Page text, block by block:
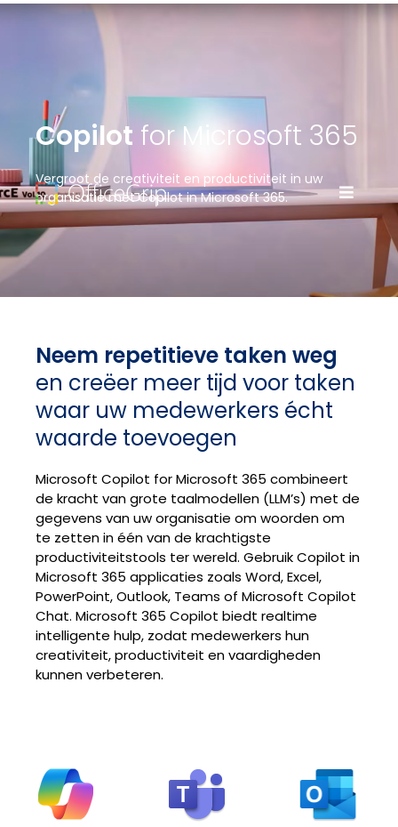
Copilot for Microsoft 365
Vergroot de creativiteit en productiviteit in uw
organisatie met Copilot in Microsoft 365.
Neem repetitieve taken weg
en creëer meer tijd voor taken
waar uw medewerkers écht
waarde toevoegen
Microsoft Copilot for Microsoft 365 combineert
de kracht van grote taalmodellen (LLM’s) met de
gegevens van uw organisatie om woorden om
te zetten in één van de krachtigste
productiviteitstools ter wereld. Gebruik Copilot in
Microsoft 365 applicaties zoals Word, Excel,
PowerPoint, Outlook, Teams of Microsoft Copilot
Chat. Microsoft 365 Copilot biedt realtime
intelligente hulp, zodat medewerkers hun
creativiteit, productiviteit en vaardigheden
kunnen verbeteren.